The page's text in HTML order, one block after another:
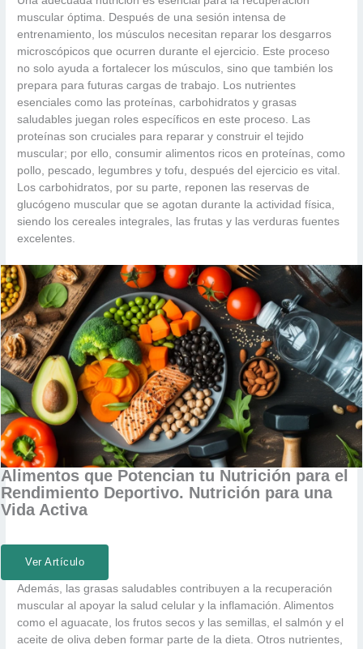
muscular óptima. Después de una sesión intensa de
entrenamiento, los músculos necesitan reparar los desgarros
microscópicos que ocurren durante el ejercicio. Este proceso
no solo ayuda a fortalecer los músculos, sino que también los
prepara para futuras cargas de trabajo. Los nutrientes
esenciales como las proteínas, carbohidratos y grasas
saludables juegan roles específicos en este proceso. Las
proteínas son cruciales para reparar y construir el tejido
muscular; por ello, consumir alimentos ricos en proteínas, como
pollo, pescado, legumbres y tofu, después del ejercicio es vital.
Los carbohidratos, por su parte, reponen las reservas de
glucógeno muscular que se agotan durante la actividad física,
siendo los cereales integrales, las frutas y las verduras fuentes
excelentes.
Alimentos que Potencian tu Nutrición para el
Rendimiento Deportivo. Nutrición para una
Vida Activa
Ver Artículo
Además, las grasas saludables contribuyen a la recuperación
muscular al apoyar la salud celular y la inflamación. Alimentos
como el aguacate, los frutos secos y las semillas, el salmón y el
aceite de oliva deben formar parte de la dieta. Otros nutrientes,